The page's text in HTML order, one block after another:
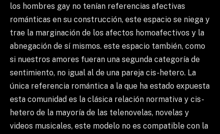
los hombres gay no tenían referencias afectivas
románticas en su construcción, este espacio se niega y
trae la marginación de los afectos homoafectivos y la
abnegación de sí mismos. este espacio también, como
si nuestros amores fueran una segunda categoría de
sentimiento, no igual al de una pareja cis-hetero. La
única referencia romántica a la que ha estado expuesta
esta comunidad es la clásica relación normativa y cis-
hetero de la mayoría de las telenovelas, novelas y
videos musicales, este modelo no es compatible con la